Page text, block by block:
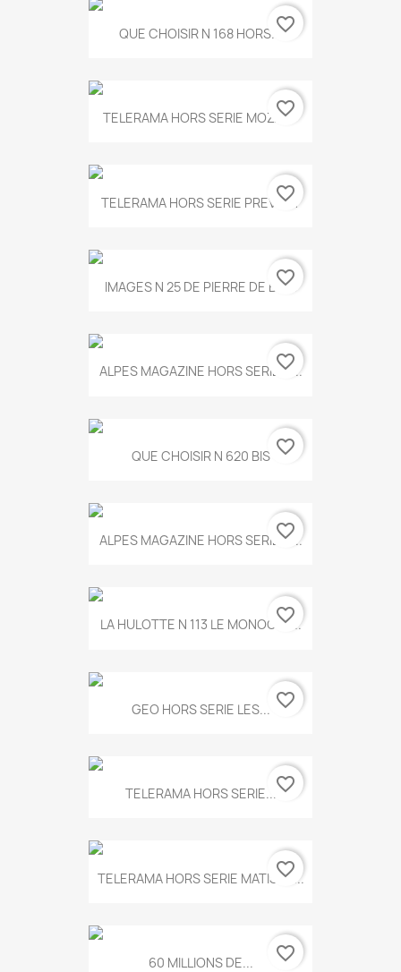
QUE CHOISIR N 168 HORS...favorite_border
TELERAMA HORS SERIE MOZART
favorite_border
TELERAMA HORS SERIE PREVERT
favorite_border
IMAGES N 25 DE PIERRE DE BOIS
favorite_border
ALPES MAGAZINE HORS SERIE N...
favorite_border
QUE CHOISIR N 620 BIS favorite_border
ALPES MAGAZINE HORS SERIE N...
favorite_border
LA HULOTTE N 113 LE MONOCLE...
favorite_border
GEO HORS SERIE LES... favorite_border
TELERAMA HORS SERIE...favorite_border
TELERAMA HORS SERIE MATISSE...
favorite_border
60 MILLIONS DE... favorite_border